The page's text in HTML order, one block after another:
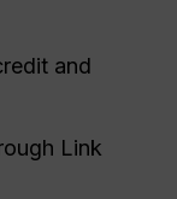
and
Link